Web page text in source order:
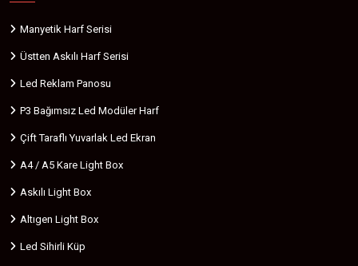
Manyetik Harf Serisi
Üstten Askılı Harf Serisi
Led Reklam Panosu
P3 Bağımsız Led Modüler Harf
Çift Taraflı Yuvarlak Led Ekran
A4 / A5 Kare Light Box
Askılı Light Box
Altıgen Light Box
Led Sihirli Küp